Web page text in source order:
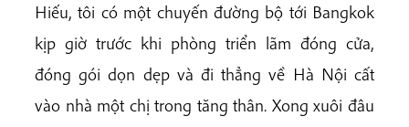
Hiếu, tôi có một chuyến đường bộ tới Bangkok
kịp giờ trước khi phòng triển lãm đóng cửa,
đóng gói dọn dẹp và đi thẳng về Hà Nội cất
vào nhà một chị trong tăng thân. Xong xuôi đâu